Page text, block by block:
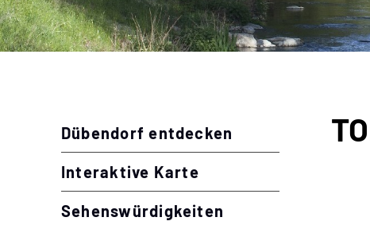
Inhalt
Dübendorf entdecken
Interaktive Karte
Sehenswürdigkeiten